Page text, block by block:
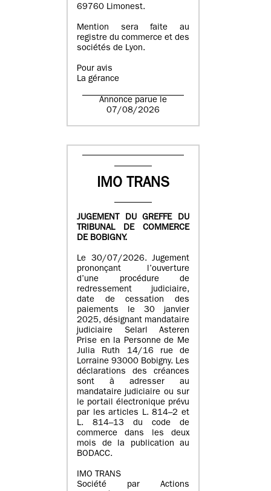
69760 Limonest.
Mention sera faite au
registre du commerce et des
sociétés de Lyon.
Pour avis
La gérance
Annonce parue le
07/08/2026
IMO TRANS
JUGEMENT DU GREFFE DU
TRIBUNAL DE COMMERCE
DE BOBIGNY.
Le 30/07/2026. Jugement
prononçant l’ouverture
d’une procédure de
redressement judiciaire,
date de cessation des
paiements le 30 janvier
2025, désignant mandataire
judiciaire Selarl Asteren
Prise en la Personne de Me
Julia Ruth 14/16 rue de
Lorraine 93000 Bobigny. Les
déclarations des créances
sont à adresser au
mandataire judiciaire ou sur
le portail électronique prévu
par les articles L. 814–2 et
L. 814–13 du code de
commerce dans les deux
mois de la publication au
BODACC.
IMO TRANS
Société par Actions